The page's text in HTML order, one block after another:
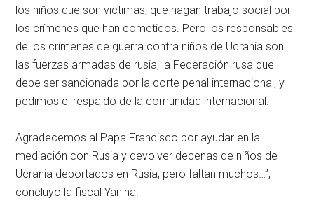
los niños que son victimas, que hagan trabajo social por
los crímenes que han cometidos. Pero los responsables
de los crímenes de guerra contra niños de Ucrania son
las fuerzas armadas de rusia, la Federación rusa que
debe ser sancionada por la corte penal internacional, y
pedimos el respaldo de la comunidad internacional.
Agradecemos al Papa Francisco por ayudar en la
mediación con Rusia y devolver decenas de niños de
Ucrania deportados en Rusia, pero faltan muchos…”,
concluyo la fiscal Yanina.